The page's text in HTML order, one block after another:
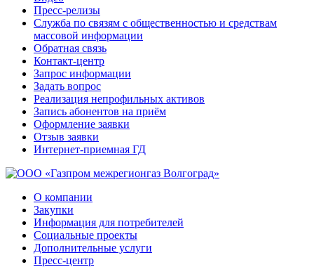
Пресс-релизы
Служба по связям с общественностью и средствам
массовой информации
Обратная связь
Контакт-центр
Запрос информации
Задать вопрос
Реализация непрофильных активов
Запись абонентов на приём
Оформление заявки
Отзыв заявки
Интернет-приемная ГД
О компании
Закупки
Информация для потребителей
Социальные проекты
Дополнительные услуги
Пресс-центр